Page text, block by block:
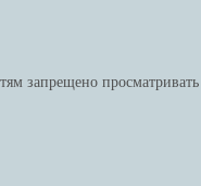
запрещено